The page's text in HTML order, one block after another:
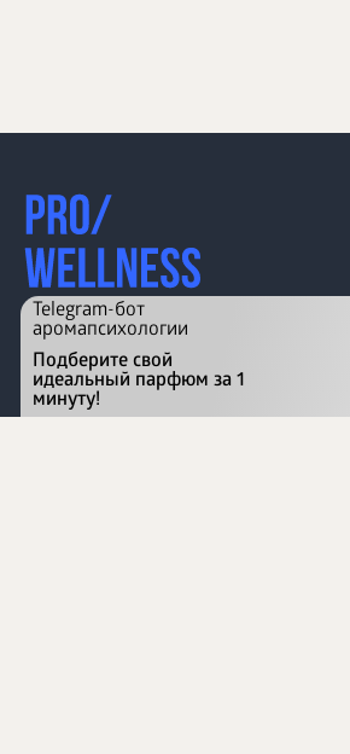
Перейти на сайт
Telegram-бот
аромапсихологии
Подберите свой
идеальный парфюм за 1
минуту!